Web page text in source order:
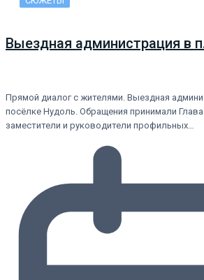
Выездная администрация в
Прямой диалог с жителями. Выездная
посёлке Нудоль. Обращения принимали Глава
заместители и руководители профильных…